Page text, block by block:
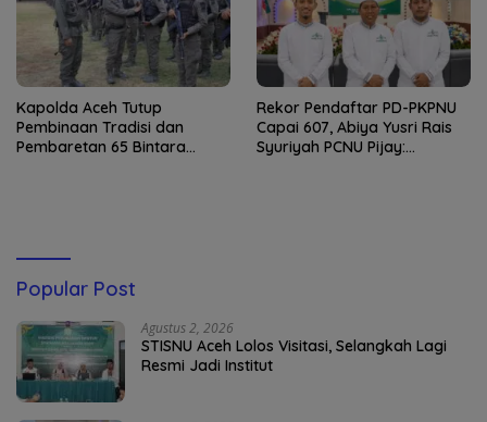
Kapolda Aceh Tutup
Pembinaan Tradisi dan
Pembaretan 65 Bintara
Rekor Pendaftar PD-PKPNU
Capai 607, Abiya Yusri Rais
Syuriyah PCNU Pijay:
Popular Post
Agustus 2, 2026
STISNU Aceh Lolos Visitasi, Selangkah Lagi
Resmi Jadi Institut